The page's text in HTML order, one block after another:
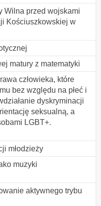
Wilna przed wojskami
Kościuszkowskiej w
matury z matematyki
człowieka, które
bez względu na płeć i
dyskryminacji
seksualną, a
LGBT+.
młodzieży
muzyki
aktywnego trybu